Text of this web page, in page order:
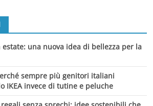
estate: una nuova idea di bellezza per la
sempre più genitori italiani
IKEA invece di tutine e peluche